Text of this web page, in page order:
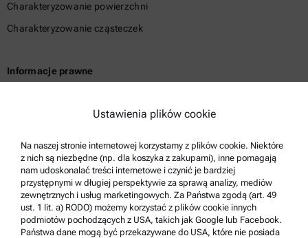
Charakteryzowanie powierzchni
Charakteryzowanie cząsteczek
Informacje prawne
Polityka prywatności grupy
Nota prawna
Warunki korzystania
Znaki towarowe
System zgłaszania nieprawidłowości
Ustawienia plików cookie
Na naszej stronie internetowej korzystamy z plików cookie. Niektóre
z nich są niezbędne (np. dla koszyka z zakupami), inne pomagają
nam udoskonalać treści internetowe i czynić je bardziej
przystępnymi w długiej perspektywie za sprawą analizy, mediów
zewnętrznych i usług marketingowych. Za Państwa zgodą (art. 49
ust. 1 lit. a) RODO) możemy korzystać z plików cookie innych
podmiotów pochodzących z USA, takich jak Google lub Facebook.
Państwa dane mogą być przekazywane do USA, które nie posiada